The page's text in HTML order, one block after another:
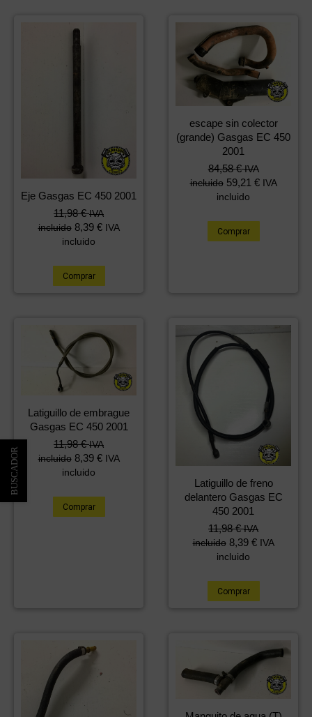
Eje Gasgas EC 450 2001
11,98€ IVA
incluido 8,39 € IVA
incluido
Comprar
escape sin colector
(grande) Gasgas EC 450
2001
84,58€ IVA
incluido 59,21 € IVA
incluido
Comprar
Latiguillo de embrague
Gasgas EC 450 2001
11,98€ IVA
incluido 8,39 € IVA
incluido
Comprar
Latiguillo de freno
delantero Gasgas EC
450 2001
11,98€ IVA
incluido 8,39 € IVA
incluido
Comprar